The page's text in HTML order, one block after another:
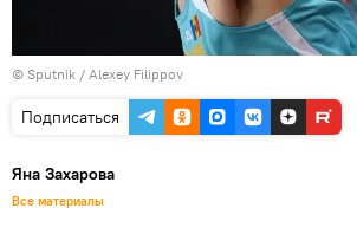
© Sputnik / Alexey Filippov
Подписаться
Яна Захарова
Все материалы